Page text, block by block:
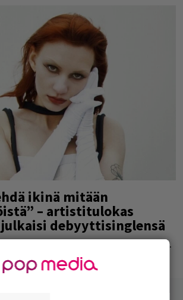
ikinä mitään
– artistitulokas
debyyttisinglensä
dramaattiseen elokuvamaailmaan.